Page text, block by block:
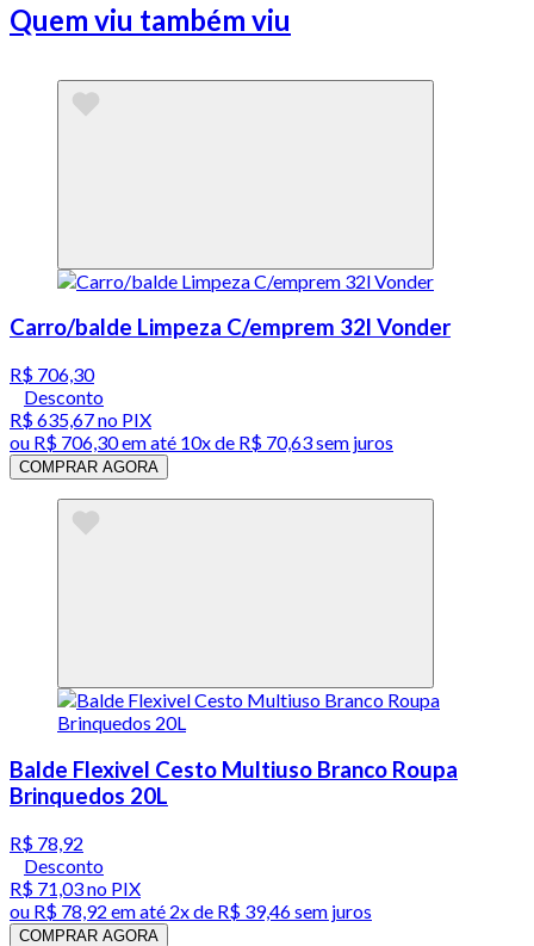
Quem viu também viu
Carro/balde Limpeza C/emprem 32l Vonder
R$ 706,30
Desconto
R$ 635,67no PIX
ou R$ 706,30em até 10x de R$ 70,63 sem juros
COMPRAR AGORA
Balde Flexivel Cesto Multiuso Branco Roupa
Brinquedos 20L
R$ 78,92
Desconto
R$ 71,03no PIX
ou R$ 78,92 em até 2x de R$ 39,46 sem juros
COMPRAR AGORA